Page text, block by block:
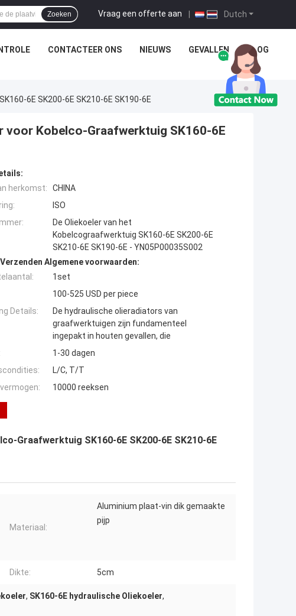
Dutch
Vraag een offerte aan |
Zoeken
CONTACTEER ONS NIEUWS GEVALLEN BLOG
6E SK200-6E SK210-6E SK190-6E
voor Kobelco-Graafwerktuig SK160-6E
herkomst:
CHINA
ISO
De Oliekoeler van het
Kobelcograafwerktuig SK160-6E SK200-6E
SK210-6E SK190-6E - YN05P00035S002
Algemene voorwaarden:
1set
100-525 USD per piece
Details:
De hydraulische olieradiators van
graafwerktuigen zijn fundamenteel
ingepakt in houten gevallen, die
1-30 dagen
L/C, T/T
10000 reeksen
Graafwerktuig SK160-6E SK200-6E SK210-6E
Materiaal:
Aluminium plaat-vin dik gemaakte
pijp
Dikte: 5cm
, SK160-6E hydraulische Oliekoeler,